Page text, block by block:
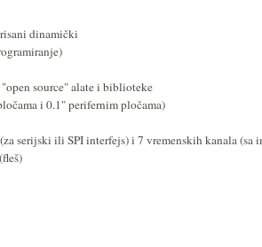
dinamički
source" alate i biblioteke
i 0.1" perifernim pločama)
serijski ili SPI interfejs) i 7 vremenskih kanala